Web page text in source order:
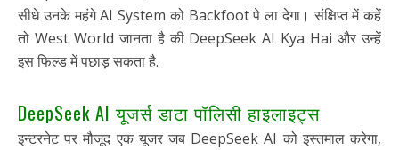
सीधे उनके महंगे AI System को Backfoot पे ला देगा। संक्षिप्त में कहें
तो West World जानता है की DeepSeek AI Kya Hai और उन्हें
इस फिल्ड में पछाड़ सकता है.
DeepSeek AI यूजर्स डाटा पॉलिसी हाइलाइट्स
इन्टरनेट पर मौजूद एक यूजर जब DeepSeek AI को इस्तमाल करेगा,